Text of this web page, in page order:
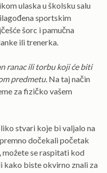
ulaska u školsku salu
sportskim
šorc i pamučna
ili trenerka.
ranac ili torbu koji će biti
predmetu. Na taj način
za fizičko vašem
stvari koje bi valjalo na
dočekali početak
možete se raspitati kod
kako biste okvirno znali za